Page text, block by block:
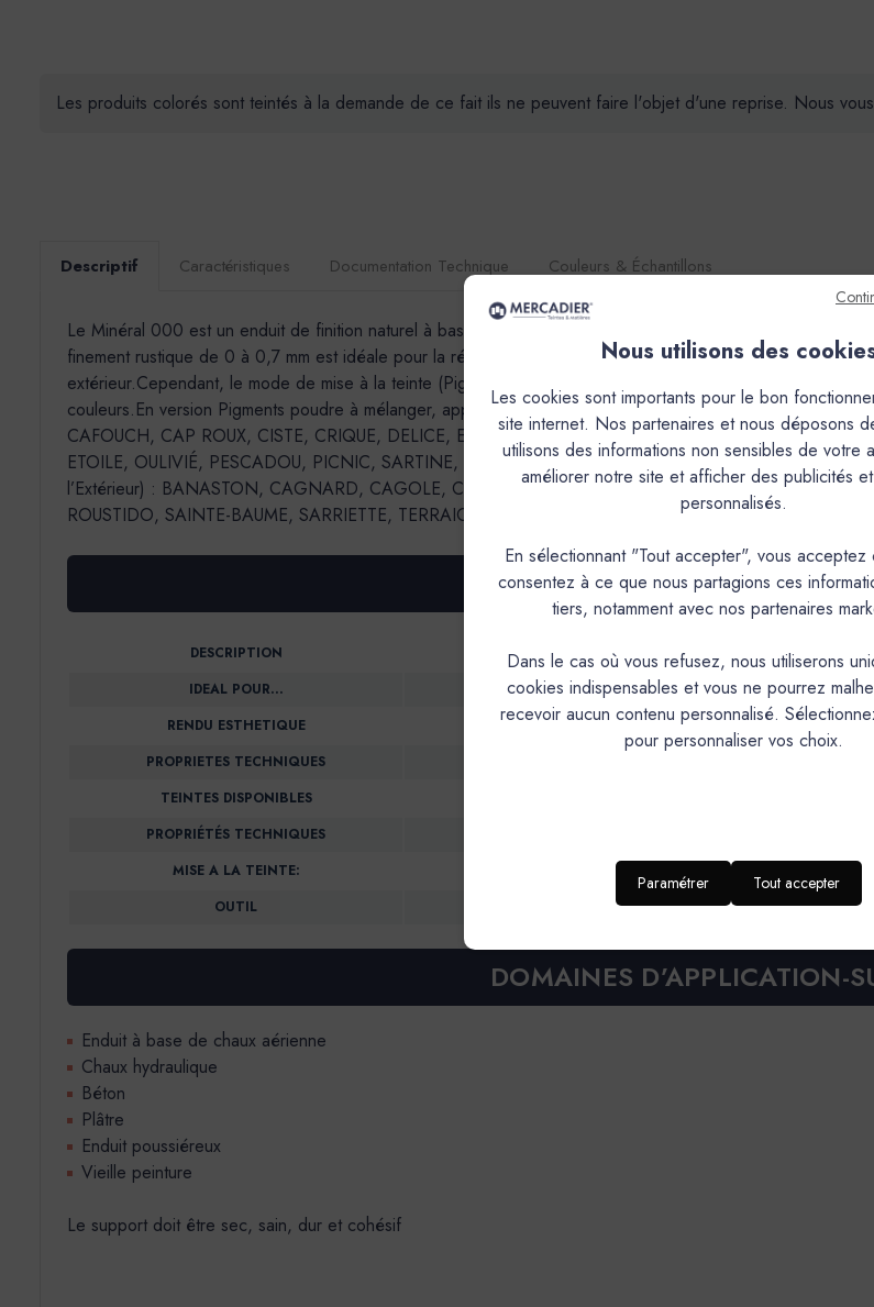
Les produits colorés sont teintés à la demande de ce fait ils ne peuvent faire l'objet d'une reprise. Nous
Descriptif Caractéristiques Documentation Technique Couleurs & Échantillons
Le Minéral 000 est un enduit de finition naturel à base de chaux aérienne. Il permet d'obtenir une texture
finement rustique de 0 à 0,7 mm est idéale pour la réalisation de décors multiples: taloché,écrasé et
extérieur.Cependant, le mode de mise à la teinte (Pigments poudre à mélanger ou Pré-teinté) rend
couleurs.En version Pigments poudre à mélanger, application déconseillée à l’extérieur pour les teintes
CAFOUCH, CAP ROUX, CISTE, CRIQUE, DELICE, ECUME, FADA, FIGUIER, GOLF CLAIR, GRAND
ETOILE, OULIVIÉ, PESCADOU, PICNIC, SARTINE, SORMIOU, TREMPETTE.Teintes qui peuvent être
l’Extérieur) : BANASTON, CAGNARD, CAGOLE, CALABRUN, CAMIN, CANAILLE, CHAVANNE,
ROUSTIDO, SAINTE-BAUME, SARRIETTE, TERRAIO.
PRODUIT
DESCRIPTION Enduit de
IDEAL POUR…
RENDU ESTHETIQUE
PROPRIETES TECHNIQUES Perméabilité à la vapeur d'eau, très bonne tenue aux
TEINTES DISPONIBLES
PROPRIÉTÉS TECHNIQUES
MISE A LA TEINTE:
OUTIL Platoir,
DOMAINES D’APPLICATION-
Enduit à base de chaux aérienne
Chaux hydraulique
Béton
Plâtre
Enduit poussiéreux
Vieille peinture
Le support doit être sec, sain, dur et cohésif
Nous utilisons des
Les cookies sont importants pour le bon
site internet. Nos partenaires et nous déposons
utilisons des informations non sensibles de votre
améliorer notre site et afficher des publicités
personnalisés.
En sélectionnant "Tout accepter", vous acceptez
consentez à ce que nous partagions ces
tiers, notamment avec nos partenaires
Dans le cas où vous refusez, nous utiliserons
cookies indispensables et vous ne pourrez
recevoir aucun contenu personnalisé.
pour personnaliser vos choix.
Paramétrer Tout accepter